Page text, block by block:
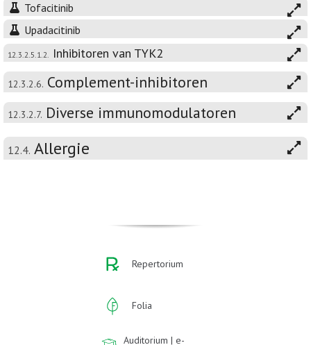
Tofacitinib
Upadacitinib
12.3.2.5.1.2. Inhibitoren van TYK2
12.3.2.6. Complement-inhibitoren
12.3.2.7. Diverse immunomodulatoren
12.4. Allergie
Repertorium
Folia
Auditorium | e-